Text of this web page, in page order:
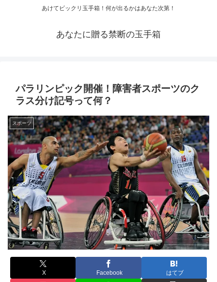
あけてビックリ玉手箱！何が出るかはあなた次第！
あなたに贈る禁断の玉手箱
パラリンピック開催！障害者スポーツのク
ラス分け記号って何？
スポーツ
X Facebook はてブ